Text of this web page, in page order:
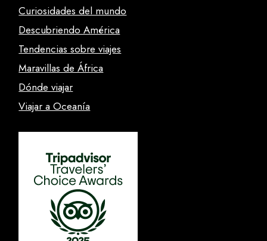
Curiosidades del mundo
Descubriendo América
Tendencias sobre viajes
Maravillas de África
Dónde viajar
Viajar a Oceanía